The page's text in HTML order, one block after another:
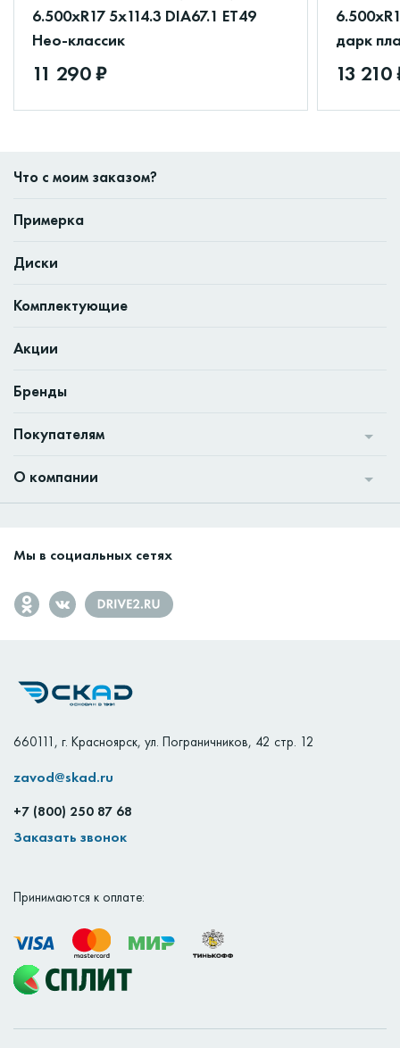
6.500xR17 5x114.3 DIA67.1 ET49
Нео-классик
11 290 ₽
дарк
13 210
660111 , г. Красноярск, ул. Пограничников, 42 стр. 12
zavod@skad.ru
+7 (800) 250 87 68
Заказать звонок
Что с моим заказом?
Примерка
Диски
Комплектующие
Акции
Бренды
Покупателям
О компании
Мы в социальных сетях
Принимаются к оплате: